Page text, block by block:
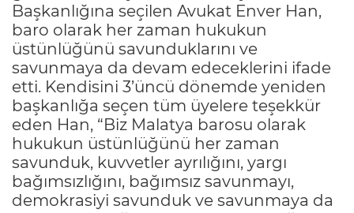
Başkanlığına seçilen Avukat Enver Han,
baro olarak her zaman hukukun
üstünlüğünü savunduklarını ve
savunmaya da devam edeceklerini ifade
etti. Kendisini 3’üncü dönemde yeniden
başkanlığa seçen tüm üyelere teşekkür
eden Han, “Biz Malatya barosu olarak
hukukun üstünlüğünü her zaman
savunduk, kuvvetler ayrılığını, yargı
bağımsızlığını, bağımsız savunmayı,
demokrasiyi savunduk ve savunmaya da